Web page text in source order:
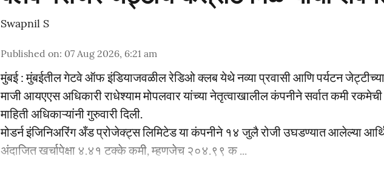
Swapnil S
Published on: 07 Aug 2026, 6:21 am
मुंबई : मुंबईतील गेटवे ऑफ इंडियाजवळील रेडिओ क्लब येथे नव्या प्रवासी आणि पर्यटन जेट्टीच्या
माजी आयएएस अधिकारी राधेश्याम मोपलवार यांच्या नेतृत्वाखालील कंपनीने सर्वात कमी रकमेची
माहिती अधिकाऱ्यांनी गुरुवारी दिली.
मोडर्न इंजिनिअरिंग अँड प्रोजेक्ट्स लिमिटेड या कंपनीने १४ जुलै रोजी उघडण्यात आलेल्या
अंदाजित खर्चापेक्षा ४.४१ टक्के कमी, म्हणजेच २०४.९९ क ...